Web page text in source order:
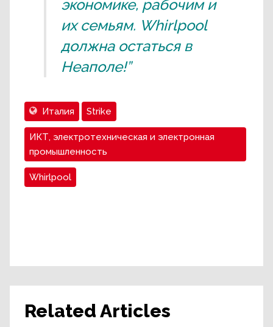
экономике, рабочим и
их семьям. Whirlpool
должна остаться в
Неаполе!”
Италия Strike
ИКТ, электротехническая и электронная
промышленность
Whirlpool
Related Articles